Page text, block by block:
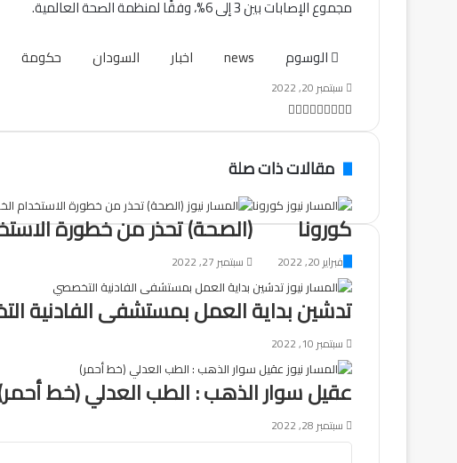
مجموع الإصابات بين 3 إلى 6%، وفقًا لمنظمة الصحة العالمية.
الوسوم
news اخبار السودان حكومة
سبتمبر 20, 2022
عبر
مقالات ذات صلة
كورونا
فبراير 20, 2022
(الصحة) تحذر من خطورة
سبتمبر 27, 2022
تدشين بداية العمل بمستشفى الفادنية
سبتمبر 10, 2022
عقيل سوار الذهب : الطب العدلي (خط
سبتمبر 28, 2022
ا